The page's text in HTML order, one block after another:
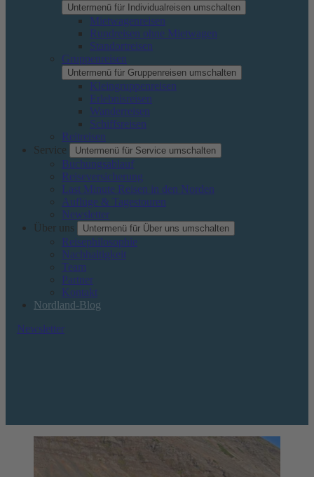
Untermenü für Individualreisen umschalten
Mietwagenreisen
Rundreisen ohne Mietwagen
Standortreisen
Gruppenreisen
Untermenü für Gruppenreisen umschalten
Kleingruppenreisen
Erlebnisreisen
Wanderreisen
Schiffsreisen
Reitreisen
Service
Untermenü für Service umschalten
Buchungsablauf
Reiseversicherung
Last Minute Reisen in den Norden
Auflüge & Tagestouren
Newsletter
Über uns
Untermenü für Über uns umschalten
Reisephilosophie
Nachhaltigkeit
Team
Partner
Kontakt
Nordland-Blog
Newsletter